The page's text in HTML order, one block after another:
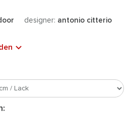
designer: antonio citterio